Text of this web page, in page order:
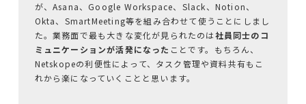
が、Asana、Google Workspace、Slack、Notion、
Okta、SmartMeeting等を組み合わせて使うことにしまし
た。業務面で最も大きな変化が見られたのは社員同士のコ
ミュニケーションが活発になった ことです。もちろん、
Netskopeの利便性によって、タスク管理や資料共有もこ
れから楽になっていくことと思います。